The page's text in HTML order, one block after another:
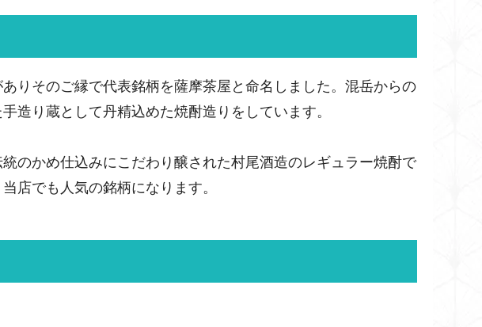
りそのご縁で代表銘柄を薩摩茶屋と命名しました。混岳からの
造り蔵として丹精込めた焼酎造りをしています。
のかめ仕込みにこだわり醸された村尾酒造のレギュラー焼酎で
店でも人気の銘柄になります。